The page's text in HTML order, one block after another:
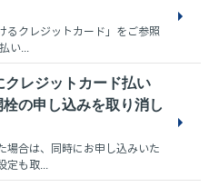
るクレジットカード」をご参照
い...
レジットカード払い
の申し込みを取り消し
場合は、同時にお申し込みいた
定も取...